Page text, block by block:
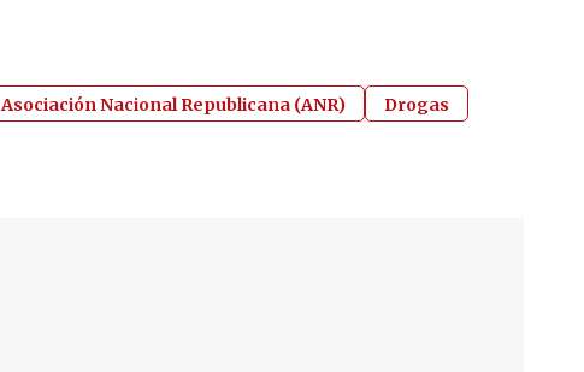
Asociación Nacional Republicana (ANR)
Drogas